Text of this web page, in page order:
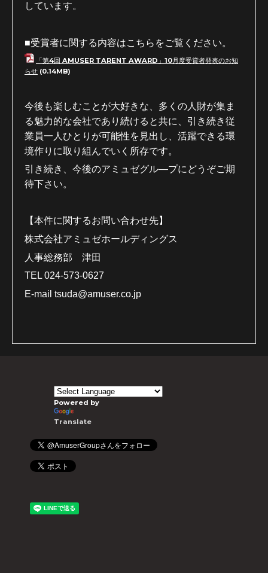
しています。
■受賞者に関する内容はこちらをご覧ください。
「第4回 AMUSER TARENT AWARD」10月度受賞者発表のお知
らせ (0.14MB)
今後も楽しむことが大好きな、多くの人財が集ま
る魅力的な会社であり続けると共に、引き続き従
業員一人ひとりが可能性を見出し、活躍できる環
境作りに取り組んでいく所存です。
引き続き、今後のアミュゼグル―プにどうぞご期
待下さい。
【本件に関するお問い合わせ先】
株式会社アミュゼホールディングス
人事総務部 津田
TEL 024-573-0627
E-mail tsuda@amuser.co.jp
Powered by
Translate